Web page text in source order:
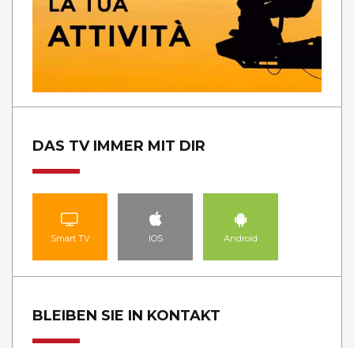
DAS TV IMMER MIT DIR
Smart TV IOS Android
BLEIBEN SIE IN KONTAKT